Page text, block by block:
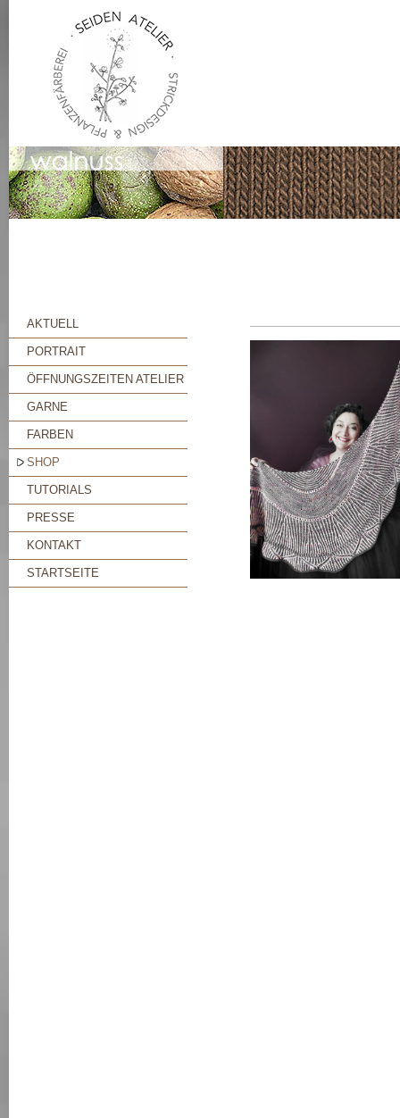
AKTUELL
PORTRAIT
ÖFFNUNGSZEITEN ATELIER
GARNE
FARBEN
SHOP
TUTORIALS
PRESSE
KONTAKT
STARTSEITE